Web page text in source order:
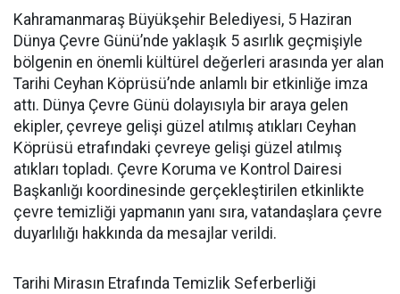
Kahramanmaraş Büyükşehir Belediyesi, 5 Haziran
Dünya Çevre Günü’nde yaklaşık 5 asırlık geçmişiyle
bölgenin en önemli kültürel değerleri arasında yer alan
Tarihi Ceyhan Köprüsü’nde anlamlı bir etkinliğe imza
attı. Dünya Çevre Günü dolayısıyla bir araya gelen
ekipler, çevreye gelişi güzel atılmış atıkları Ceyhan
Köprüsü etrafındaki çevreye gelişi güzel atılmış
atıkları topladı. Çevre Koruma ve Kontrol Dairesi
Başkanlığı koordinesinde gerçekleştirilen etkinlikte
çevre temizliği yapmanın yanı sıra, vatandaşlara çevre
duyarlılığı hakkında da mesajlar verildi.
Tarihi Mirasın Etrafında Temizlik Seferberliği